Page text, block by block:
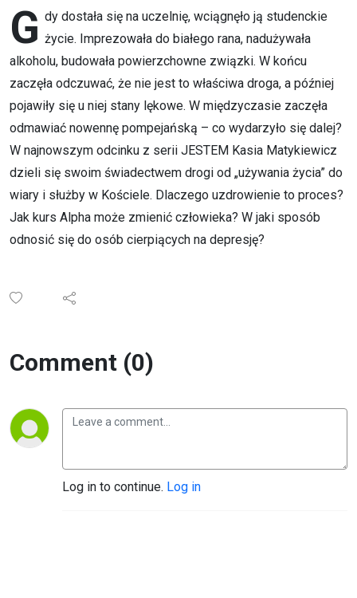
procesie
uzdrawiania
G dy dostała się na uczelnię, wciągnęło ją studenckie
życie. Imprezowała do białego rana, nadużywała
alkoholu, budowała powierzchowne związki. W końcu
zaczęła odczuwać, że nie jest to właściwa droga, a później
pojawiły się u niej stany lękowe. W międzyczasie zaczęła
odmawiać nowennę pompejańską – co wydarzyło się dalej?
W najnowszym odcinku z serii JESTEM Kasia Matykiewicz
dzieli się swoim świadectwem drogi od „używania życia” do
wiary i służby w Kościele. Dlaczego uzdrowienie to proces?
Jak kurs Alpha może zmienić człowieka? W jaki sposób
odnosić się do osób cierpiących na depresję?
Comment (0)
Log in to continue. Log in